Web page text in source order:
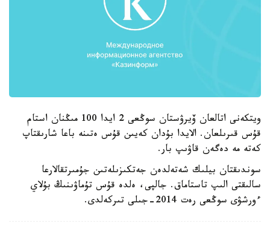
ويتكەنى اتالعان ۆيرۋستان سوڭعى 2 ايدا 100 مىڭنان استام
قۇس قىرىلعان. الايدا بۇدان كەيىن قۇس ەتىنە باعا شارىقتاپ
كەتە مە دەگەن قاۋىپ بار.
سوندىقتان بيلىك شەتەلدەن جەتكىزىلەتىن جۇمىرتقالارعا
سالىقتى الىپ تاستاماق. جالپى، ەلدە قۇس تۇماۋىنىڭ بۇلاي
ءورشۋى سوڭعى رەت 2014-جىلى تىركەلدى.